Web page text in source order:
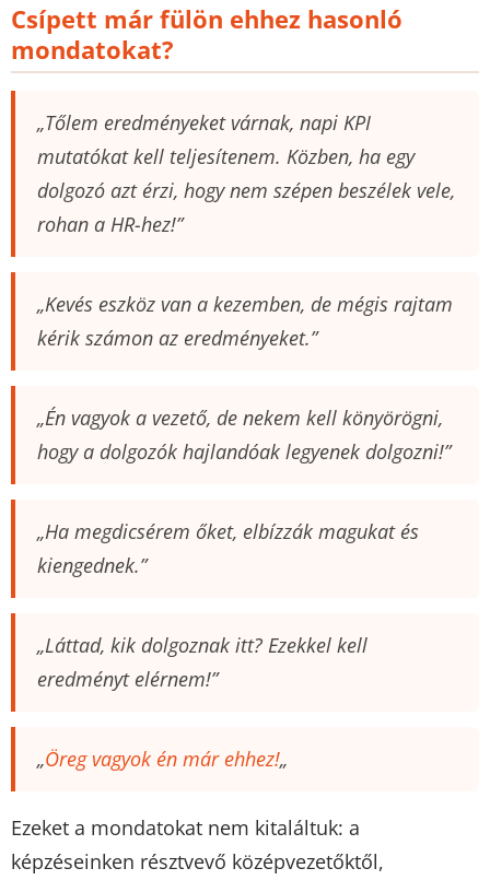
Csípett már fülön ehhez hasonló
mondatokat?
„Tőlem eredményeket várnak, napi KPI
mutatókat kell teljesítenem. Közben, ha egy
dolgozó azt érzi, hogy nem szépen beszélek vele,
rohan a HR-hez!”
„Kevés eszköz van a kezemben, de mégis rajtam
kérik számon az eredményeket.”
„Én vagyok a vezető, de nekem kell könyörögni,
hogy a dolgozók hajlandóak legyenek dolgozni!”
„Ha megdicsérem őket, elbízzák magukat és
kiengednek.”
„Láttad, kik dolgoznak itt? Ezekkel kell
eredményt elérnem!”
„Öreg vagyok én már ehhez!„
Ezeket a mondatokat nem kitaláltuk: a
képzéseinken résztvevő középvezetőktől,